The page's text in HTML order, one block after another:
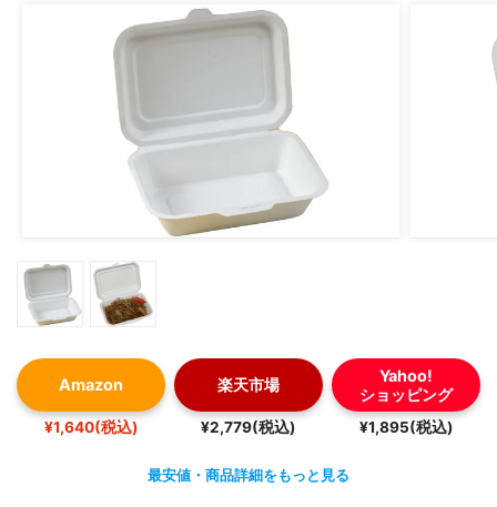
Amazon
¥1,640(税込)
楽天市場
¥2,779(税込)
Yahoo!
ショッピング
¥1,895(税込)
最安値・商品詳細をもっと見る